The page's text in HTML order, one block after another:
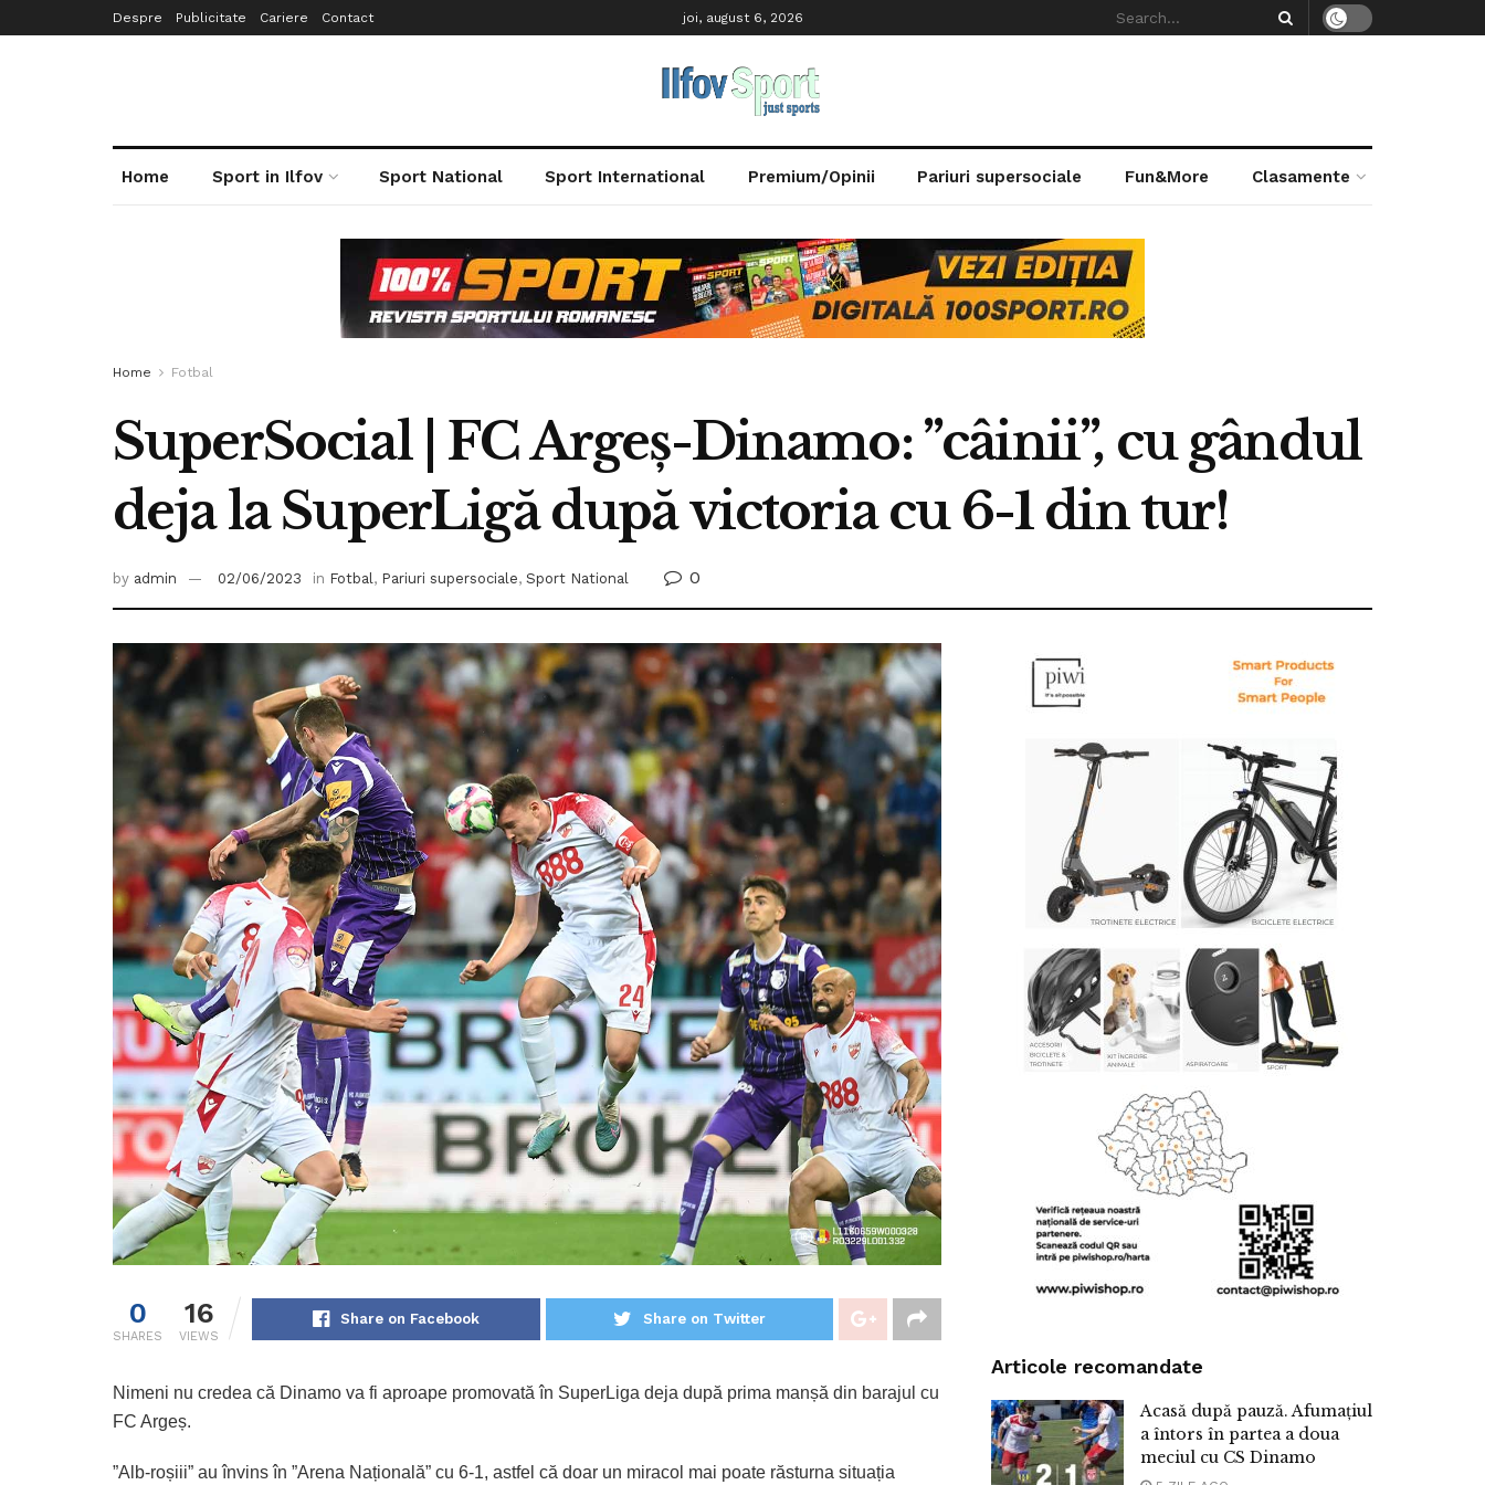
Despre Publicitate Cariere Contact joi, august 6, 2026
Home Sport in Ilfov Sport National Sport International Premium/Opinii Pariuri supersociale Fun&More Clasamente
Home Fotbal
SuperSocial | FC Argeș-Dinamo: ”câinii”, cu gândul
deja la SuperLigă după victoria cu 6-1 din tur!
by admin 02/06/2023 in Fotbal, Pariuri supersociale, Sport National 0
0
SHARES
16
VIEWS
Share on Facebook Share on Twitter
Nimeni nu credea că Dinamo va fi aproape promovată în SuperLiga deja după prima manșă din barajul cu
FC Argeș.
”Alb-roșiii” au învins în ”Arena Națională” cu 6-1, astfel că doar un miracol mai poate răsturna situația
Articole recomandate
Acasă după pauză. Afumațiul
a întors în partea a doua
meciul cu CS Dinamo